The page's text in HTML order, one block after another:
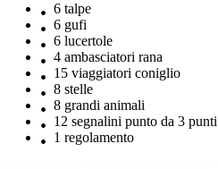
6 talpe
6 gufi
6 lucertole
4 ambasciatori rana
15 viaggiatori coniglio
8 stelle
8 grandi animali
12 segnalini punto da 3 punti
1 regolamento